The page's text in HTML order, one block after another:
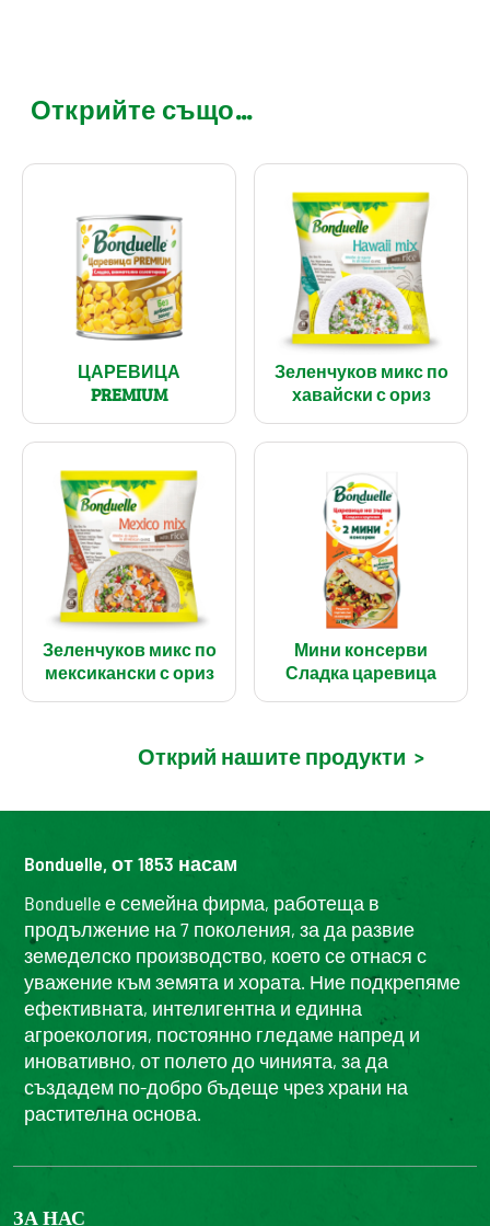
Открийте също...
ЦАРЕВИЦА
PREMIUM
Зеленчуков микс по
хавайски с ориз
Зеленчуков микс по
мексикански с ориз
Мини консерви
Сладка царевица
Открий нашите продукти >
Bonduelle, от 1853 насам
Bonduelle е семейна фирма, работеща в
продължение на 7 поколения, за да развие
земеделско производство, което се отнася с
уважение към земята и хората. Ние подкрепяме
ефективната, интелигентна и единна
агроекология, постоянно гледаме напред и
иновативно, от полето до чинията, за да
създадем по-добро бъдеще чрез храни на
растителна основа.
ЗА НАС